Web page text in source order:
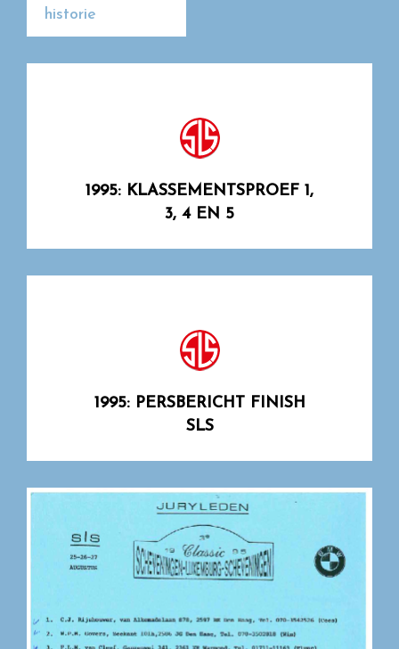
historie
1995: KLASSEMENTSPROEF 1,
3, 4 EN 5
1995: PERSBERICHT FINISH
SLS